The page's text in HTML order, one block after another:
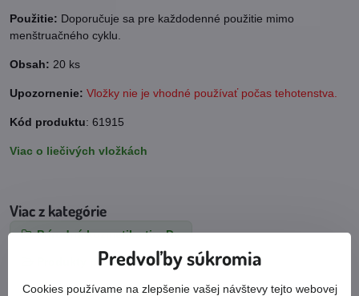
Použitie: Doporučuje sa pre každodenné použitie mimo
menštruačného cyklu.
Obsah: 20 ks
Upozornenie: Vložky nie je vhodné používať počas tehotenstva.
Kód produktu: 61915
Viac o liečivých vložkách
Viac z kategórie
Prírodná kozmetika tianDe
Produkty podľa ochorení
Gynekologické (ženské) problémy
Predvoľby súkromia
Cookies používame na zlepšenie vašej návštevy tejto webovej